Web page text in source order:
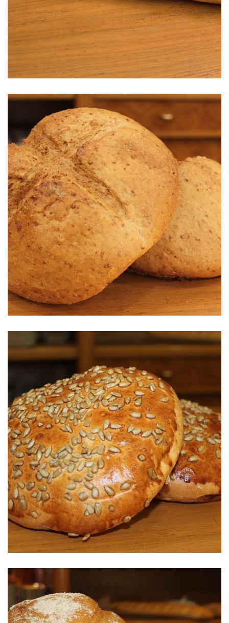
Baguette Francesa o artesana
Pan de Cebada
Pan de hamburguesa